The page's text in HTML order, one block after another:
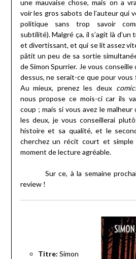
une mauvaise chose, mais on a
voir les gros sabots de l’auteur qui
politique sans trop savoir
subtilité). Malgré ça, il s’agit là
et divertissant, et qui se lit assez
pâtit un peu de sa sortie
de Simon Spurrier. Je vous
dessus, ne serait-ce que pour
Au mieux, prenez les deux
nous propose ce mois-ci car ils
coup ; mais si vous avez le
les deux, je vous conseillerai
histoire et sa qualité, et le
cherchez un récit court et
moment de lecture agréable.
Sur ce, à la semaine
review !
Titre: Simon